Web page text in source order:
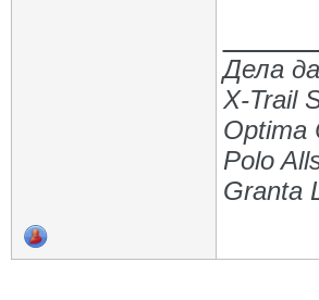
Дела
X-Trail
Optima
Polo
Granta